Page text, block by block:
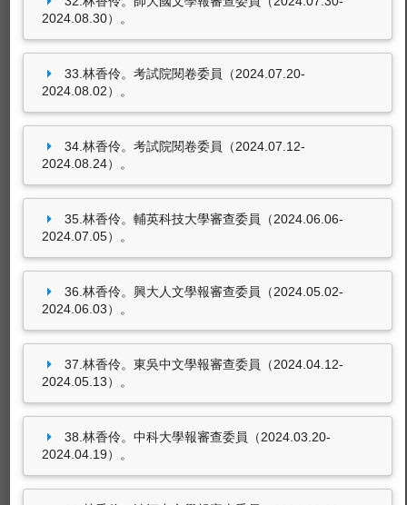
2024.08.30）。
33.林香伶。考試院閱卷委員（2024.07.20-
2024.08.02）。
34.林香伶。考試院閱卷委員（2024.07.12-
2024.08.24）。
35.林香伶。輔英科技大學審查委員（2024.06.06-
2024.07.05）。
36.林香伶。興大人文學報審查委員（2024.05.02-
2024.06.03）。
37.林香伶。東吳中文學報審查委員（2024.04.12-
2024.05.13）。
38.林香伶。中科大學報審查委員（2024.03.20-
2024.04.19）。